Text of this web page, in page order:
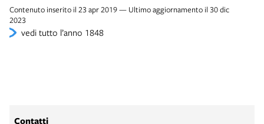
Contenuto inserito il 23 apr 2019 — Ultimo aggiornamento il 30 dic
2023
vedi tutto l’anno 1848
Contatti